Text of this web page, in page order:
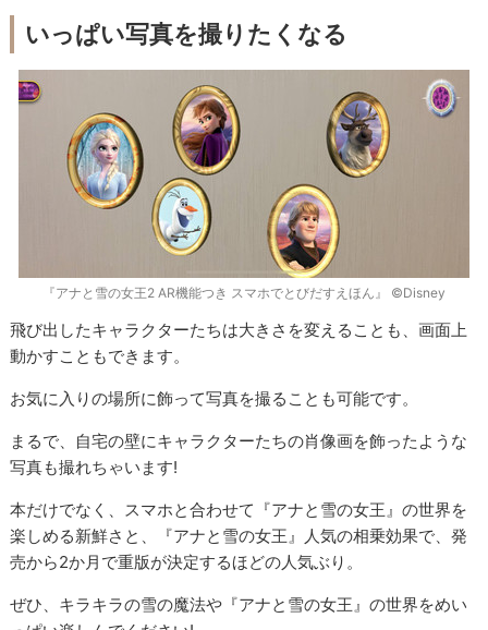
いっぱい写真を撮りたくなる
『アナと雪の女王2 AR機能つき スマホでとびだすえほん』 ©Disney
飛び出したキャラクターたちは大きさを変えることも、画面上
動かすこともできます。
お気に入りの場所に飾って写真を撮ることも可能です。
まるで、自宅の壁にキャラクターたちの肖像画を飾ったような
写真も撮れちゃいます!
本だけでなく、スマホと合わせて『アナと雪の女王』の世界を
楽しめる新鮮さと、『アナと雪の女王』人気の相乗効果で、発
売から2か月で重版が決定するほどの人気ぶり。
ぜひ、キラキラの雪の魔法や『アナと雪の女王』の世界をめい